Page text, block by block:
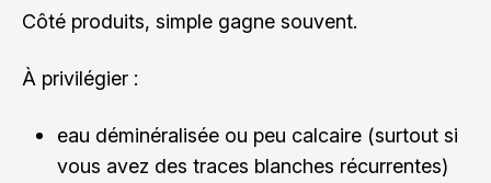
Côté produits, simple gagne souvent.
À privilégier :
eau déminéralisée ou peu calcaire (surtout si
vous avez des traces blanches récurrentes)